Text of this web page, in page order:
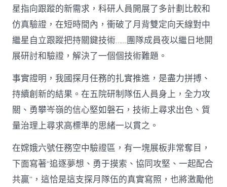
星指向跟蹤的新需求，科研人員開展了多計劃比較和
仿真驗證，在短時間內，衝破了月背雙定向天線對中
繼星自立跟蹤把持關鍵技術……團隊成員夜以繼日地開
展研討和驗證，解決了一個個技術難題。
事實證明，我國探月任務的扎實推進，是盡力拼搏、
持續創新的結果。在五院研制隊伍人員身上，全力攻
關、勇攀岑嶺的信心堅如磐石，技術上尋求出色、質
量治理上尋求高標準的思緒一以貫之。
在嫦娥六號任務空中驗證區，有一塊展板非常奪目，
下面寫著“追逐夢想、勇于摸索、協同攻堅、一起配合
共贏”，這恰是這支探月隊伍的真實寫照，也將激勵他